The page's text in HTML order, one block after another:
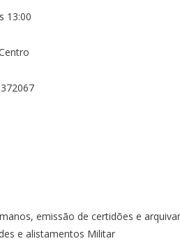
13:00
emissão de certidões e
e alistamentos Militar